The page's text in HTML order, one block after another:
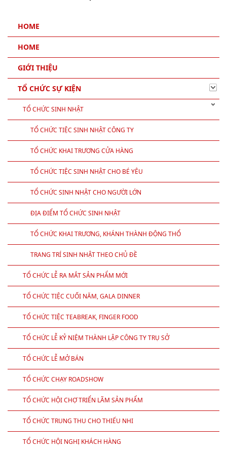
HOME
HOME
GIỚI THIỆU
TỔ CHỨC SỰ KIỆN
TỔ CHỨC SINH NHẬT
TỔ CHỨC TIỆC SINH NHẬT CÔNG TY
TỔ CHỨC KHAI TRƯƠNG CỬA HÀNG
TỔ CHỨC TIỆC SINH NHẬT CHO BÉ YÊU
TỔ CHỨC SINH NHẬT CHO NGƯỜI LỚN
ĐỊA ĐIỂM TỔ CHỨC SINH NHẬT
TỔ CHỨC KHAI TRƯƠNG, KHÁNH THÀNH ĐỘNG THỔ
TRANG TRÍ SINH NHẬT THEO CHỦ ĐỀ
TỔ CHỨC LỄ RA MẮT SẢN PHẨM MỚI
TỔ CHỨC TIỆC CUỐI NĂM, GALA DINNER
TỔ CHỨC TIỆC TEABREAK, FINGER FOOD
TỔ CHỨC LỄ KỶ NIỆM THÀNH LẬP CÔNG TY TRỤ SỞ
TỔ CHỨC LỄ MỞ BÁN
TỔ CHỨC CHẠY ROADSHOW
TỔ CHỨC HỘI CHỢ TRIỂN LÃM SẢN PHẨM
TỔ CHỨC TRUNG THU CHO THIẾU NHI
TỔ CHỨC HỘI NGHỊ KHÁCH HÀNG